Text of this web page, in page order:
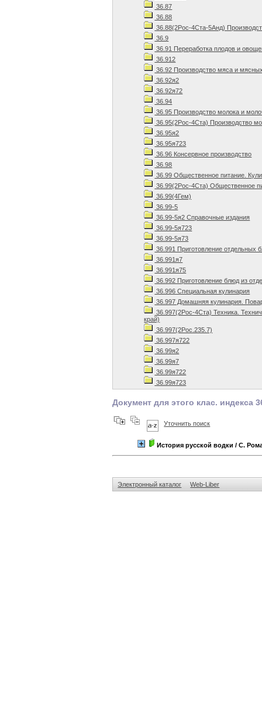
36.87
36.88
36.88(2Рос-4Ста-5Анд)
36.9
36.91 Переработка плодов и
36.912
36.92 Производство мяса и
36.92я2
36.92я72
36.94
36.95 Производство молока и
36.95(2Рос-4Ста) Производство
36.95я2
36.95я723
36.96 Консервное производство
36.98
36.99 Общественное питание.
36.99(2Рос-4Ста) Общественное
36.99(4Гем)
36.99-5
36.99-5я2 Справочные издания
36.99-5я723
36.99-5я73
36.991 Приготовление отдельных
36.991я7
36.991я75
36.992 Приготовление блюд из
36.996 Специальная кулинария
36.997 Домашняя кулинария.
36.997(2Рос-4Ста) Техника.
край)
36.997(2Рос.235.7)
36.997я722
36.99я2
36.99я7
36.99я722
36.99я723
Документ для этого клас. индекса
Уточнить поиск
История русской водки / С.
Электронный каталог Web-Liber